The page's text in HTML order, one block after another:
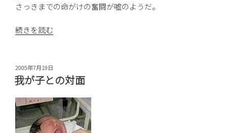
さっきまでの命がけの奮闘が嘘のようだ。
“入
活
の
じ
ま
り”
続きを読む
投
稿
日:
2005年7月19日
我が子との対面